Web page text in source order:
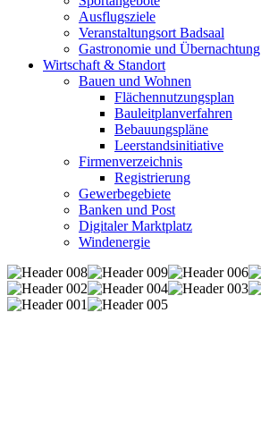
Ausflugsziele
Veranstaltungsort Badsaal
Gastronomie und Übernachtung
Wirtschaft & Standort
Bauen und Wohnen
Flächennutzungsplan
Bauleitplanverfahren
Bebauungspläne
Leerstandsinitiative
Firmenverzeichnis
Registrierung
Gewerbegebiete
Banken und Post
Digitaler Marktplatz
Windenergie